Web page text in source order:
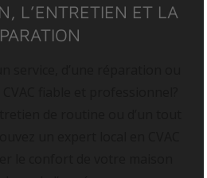
L’ENTRETIEN ET LA